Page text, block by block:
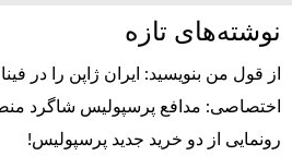
نوشته‌های تازه
از قول من بنویسید: ایران ژاپن را در
اختصاصی: مدافع پرسپولیس شاگرد
رونمایی از دو خرید جدید پرسپولیس!